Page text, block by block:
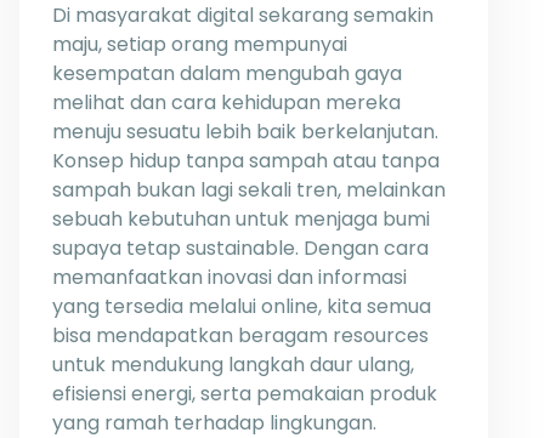
Di masyarakat digital sekarang semakin
maju, setiap orang mempunyai
kesempatan dalam mengubah gaya
melihat dan cara kehidupan mereka
menuju sesuatu lebih baik berkelanjutan.
Konsep hidup tanpa sampah atau tanpa
sampah bukan lagi sekali tren, melainkan
sebuah kebutuhan untuk menjaga bumi
supaya tetap sustainable. Dengan cara
memanfaatkan inovasi dan informasi
yang tersedia melalui online, kita semua
bisa mendapatkan beragam resources
untuk mendukung langkah daur ulang,
efisiensi energi, serta pemakaian produk
yang ramah terhadap lingkungan.